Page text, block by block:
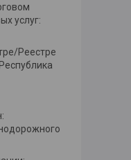
услуг:
Реестре